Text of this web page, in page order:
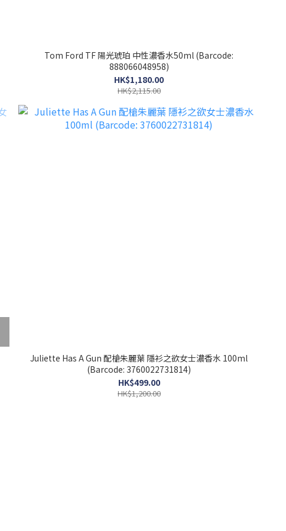
Tom Ford TF 陽光琥珀 中性濃香水50ml (Barcode:
888066048958)
HK$1,180.00
HK$2,115.00
Juliette Has A Gun 配槍朱麗葉 隱衫之欲女士濃香水 100ml
(Barcode: 3760022731814)
HK$499.00
HK$1,200.00